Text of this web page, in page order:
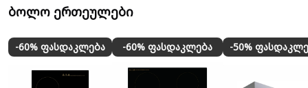
ბოლო ერთეულები
-60% ფასდაკლება -60% ფასდაკლება -50%